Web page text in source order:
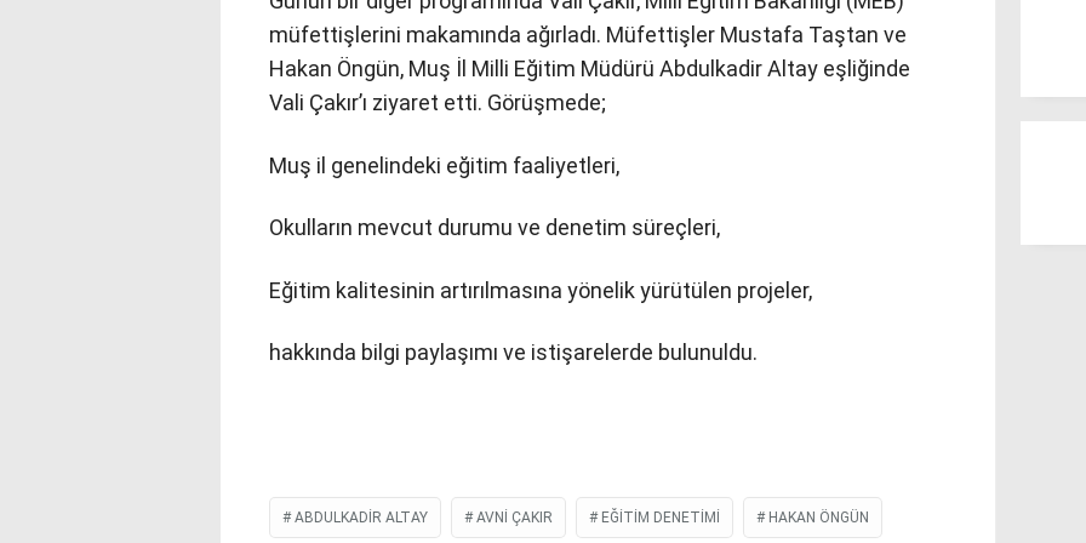
müfettişlerini makamında ağırladı. Müfettişler Mustafa Taştan ve
Hakan Öngün, Muş İl Milli Eğitim Müdürü Abdulkadir Altay eşliğinde
Vali Çakır’ı ziyaret etti. Görüşmede;
Muş il genelindeki eğitim faaliyetleri,
Okulların mevcut durumu ve denetim süreçleri,
Eğitim kalitesinin artırılmasına yönelik yürütülen projeler,
hakkında bilgi paylaşımı ve istişarelerde bulunuldu.
ABDULKADIR ALTAY AVNI ÇAKIR EĞITIM DENETIMI HAKAN ÖNGÜN